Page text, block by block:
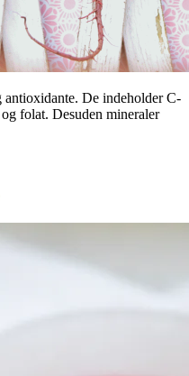
De indeholder C-
folat. Desuden mineraler